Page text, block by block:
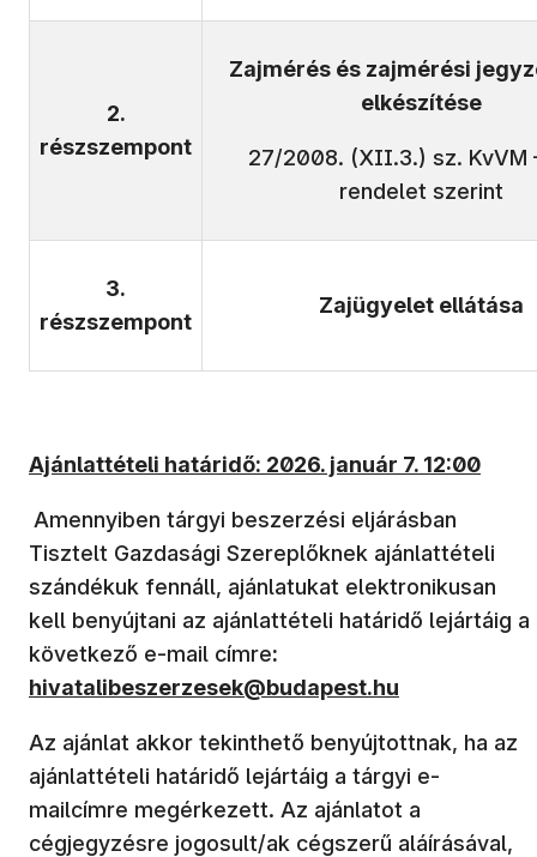
2.
részszempont
Zajmérés és zajmérési
elkészítése
27/2008. (XII.3.) sz. KvVM
rendelet szerint
3.
részszempont
Zajügyelet ellátása
Ajánlattételi határidő: 2026. január 7. 12:00
Amennyiben tárgyi beszerzési eljárásban
Tisztelt Gazdasági Szereplőknek ajánlattételi
szándékuk fennáll, ajánlatukat elektronikusan
kell benyújtani az ajánlattételi határidő lejártáig a
következő e-mail címre:
hivatalibeszerzesek@budapest.hu
Az ajánlat akkor tekinthető benyújtottnak, ha az
ajánlattételi határidő lejártáig a tárgyi e-
mailcímre megérkezett. Az ajánlatot a
cégjegyzésre jogosult/ak cégszerű aláírásával,